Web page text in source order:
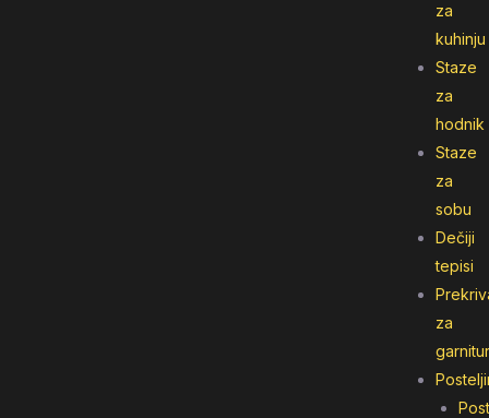
za
kuhinju
Staze
za
hodnik
Staze
za
sobu
Dečiji
tepisi
za